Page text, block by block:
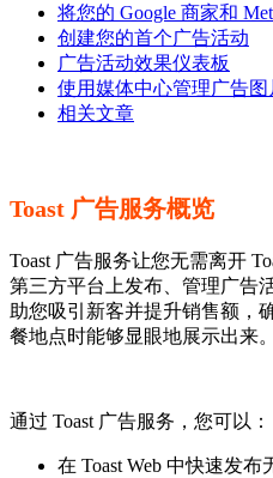
将您的 Google 商家和
创建您的首个广告活动
广告活动效果仪表板
使用媒体中心管理广告图
相关文章
Toast 广告服务概览
Toast 广告服务让您无需离开
第三方平台上发布、管理广告
助您吸引新客并提升销售额，
餐地点时能够显眼地展示出来。
通过 Toast 广告服务，您可以：
在 Toast Web 中快速发布